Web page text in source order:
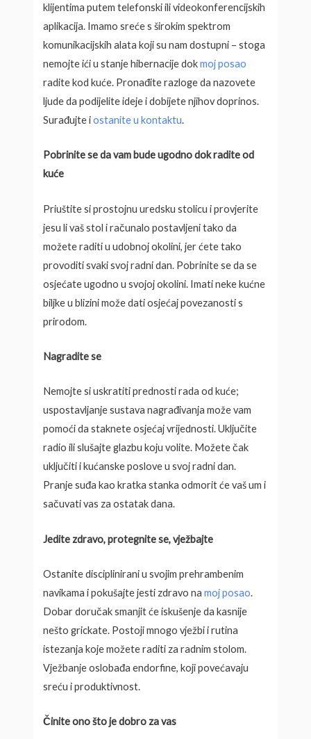
klijentima putem telefonski ili videokonferencijskih
aplikacija. Imamo sreće s širokim spektrom
komunikacijskih alata koji su nam dostupni – stoga
nemojte ići u stanje hibernacije dokmoj posao
radite kod kuće. Pronađite razloge da nazovete
ljude da podijelite ideje i dobijete njihov doprinos.
Surađujte iostanite u kontaktu.
Pobrinite se da vam bude ugodno dok radite od
kuće
Priuštite si prostojnu uredsku stolicu i provjerite
jesu li vaš stol i računalo postavljeni tako da
možete raditi u udobnoj okolini, jer ćete tako
provoditi svaki svoj radni dan. Pobrinite se da se
osjećate ugodno u svojoj okolini. Imati neke kućne
biljke u blizini može dati osjećaj povezanosti s
prirodom.
Nagradite se
Nemojte si uskratiti prednosti rada od kuće;
uspostavljanje sustava nagrađivanja može vam
pomoći da staknete osjećaj vrijednosti. Uključite
radio ili slušajte glazbu koju volite. Možete čak
uključiti i kućanske poslove u svoj radni dan.
Pranje suđa kao kratka stanka odmorit će vaš um i
sačuvati vas za ostatak dana.
Jedite zdravo, protegnite se, vježbajte
Ostanite disciplinirani u svojim prehrambenim
navikama i pokušajte jesti zdravo namoj posao.
Dobar doručak smanjit će iskušenje da kasnije
nešto grickate. Postoji mnogo vježbi i rutina
istezanja koje možete raditi za radnim stolom.
Vježbanje oslobađa endorfine, koji povećavaju
sreću i produktivnost.
Činite ono što je dobro za vas